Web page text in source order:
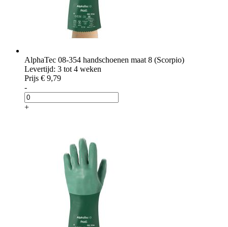
AlphaTec 08-354 handschoenen maat 8 (Scorpio)
Levertijd: 3 tot 4 weken
Prijs € 9,79
-
+